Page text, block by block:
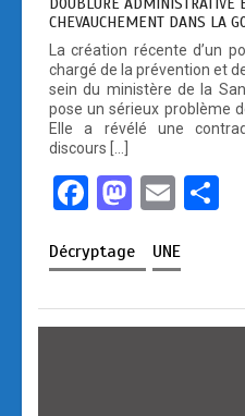
DOUBLURE ADMINISTRATIVE
CHEVAUCHEMENT DANS LA
La création récente d’un
chargé de la prévention et
sein du ministère de la
pose un sérieux problème
Elle a révélé une
discours […]
F
ce
b
o
M
st
o
d
E
ail
g
Décryptage UNE